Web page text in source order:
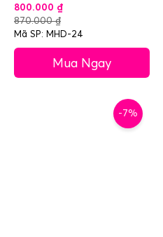
800.000 ₫
870.000₫
Mã SP: MHD-24
Mua Ngay
-7%